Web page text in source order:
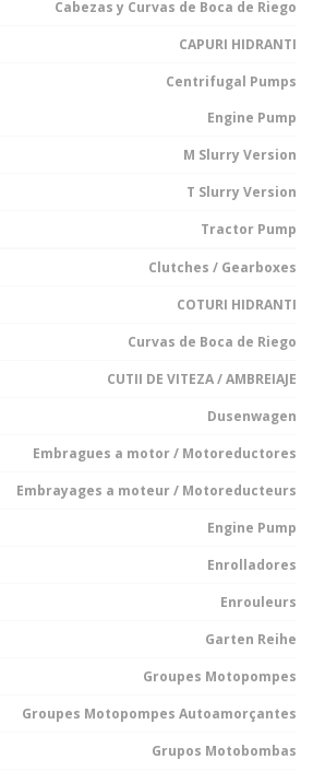
Cabezas y Curvas de Boca de Riego
CAPURI HIDRANTI
Centrifugal Pumps
Engine Pump
M Slurry Version
T Slurry Version
Tractor Pump
Clutches / Gearboxes
COTURI HIDRANTI
Curvas de Boca de Riego
CUTII DE VITEZA / AMBREIAJE
Dusenwagen
Embragues a motor / Motoreductores
Embrayages a moteur / Motoreducteurs
Engine Pump
Enrolladores
Enrouleurs
Garten Reihe
Groupes Motopompes
Groupes Motopompes Autoamorçantes
Grupos Motobombas